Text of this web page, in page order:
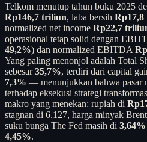
Telkom menutup tahun buku 2025
Rp146,7 triliun, laba bersih
normalized net income Rp22,7
operasional tetap solid dengan
49,2%) dan normalized EBITDA
Yang paling menonjol adalah Total
sebesar35,7%, terdiri dari capital
7,3% — menunjukkan bahwa pasar
terhadap eksekusi strategi
makro yang menekan: rupiah di
stagnan di 6.127, harga minyak
suku bunga The Fed masih di 3,64%
4,45%.